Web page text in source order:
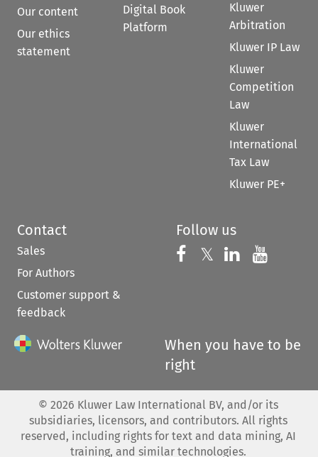
Our content
Our ethics
statement
Digital Book
Platform
Kluwer
Arbitration
Kluwer IP Law
Kluwer
Competition
Law
Kluwer
International
Tax Law
Kluwer PE+
Contact
Sales
For Authors
Customer support &
feedback
Follow us
Follow us on
𝕏 Follow us on
Follow us
When you have to be
right
© 2026 Kluwer Law International BV, and/or its
subsidiaries, licensors, and contributors. All rights
reserved, including rights for text and data mining, AI
training, and similar technologies.